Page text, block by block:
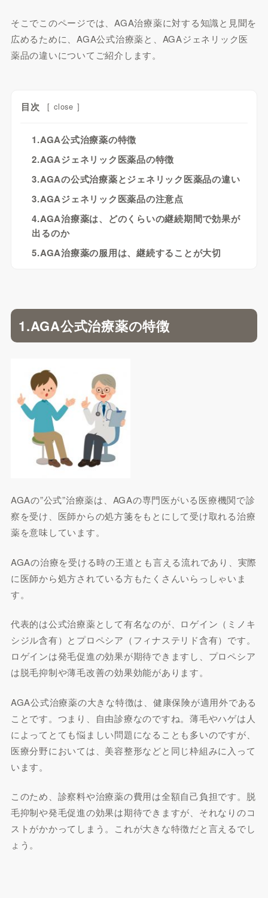
そこでこのページでは、AGA治療薬に対する知識と見聞を
広めるために、AGA公式治療薬と、AGAジェネリック医
薬品の違いについてご紹介します。
目次 [ close ]
1.AGA公式治療薬の特徴
2.AGAジェネリック医薬品の特徴
3.AGAの公式治療薬とジェネリック医薬品の違い
3.AGAジェネリック医薬品の注意点
4.AGA治療薬は、どのくらいの継続期間で効果が
出るのか
5.AGA治療薬の服用は、継続することが大切
1.AGA公式治療薬の特徴
AGAの”公式”治療薬は、AGAの専門医がいる医療機関で診
察を受け、医師からの処方箋をもとにして受け取れる治療
薬を意味しています。
AGAの治療を受ける時の王道とも言える流れであり、実際
に医師から処方されている方もたくさんいらっしゃいま
す。
代表的は公式治療薬として有名なのが、ロゲイン（ミノキ
シジル含有）とプロペシア（フィナステリド含有）です。
ロゲインは発毛促進の効果が期待できますし、プロペシア
は脱毛抑制や薄毛改善の効果効能があります。
AGA公式治療薬の大きな特徴は、健康保険が適用外である
ことです。つまり、自由診療なのですね。薄毛やハゲは人
によってとても悩ましい問題になることも多いのですが、
医療分野においては、美容整形などと同じ枠組みに入って
います。
このため、診察料や治療薬の費用は全額自己負担です。脱
毛抑制や発毛促進の効果は期待できますが、それなりのコ
ストがかかってしまう。これが大きな特徴だと言えるでし
ょう。